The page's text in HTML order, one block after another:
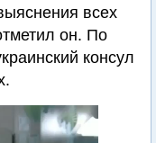
всех
он. По
консул